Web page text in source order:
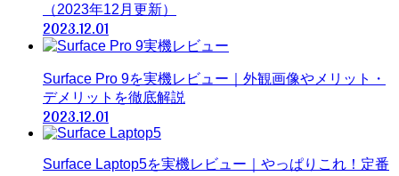
（2023年12月更新）
2023.12.01
Surface Pro 9を実機レビュー｜外観画像やメリット・
デメリットを徹底解説
2023.12.01
Surface Laptop5を実機レビュー｜やっぱりこれ！定番